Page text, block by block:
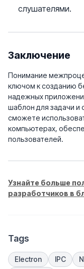
слушателями.
Заключение
Понимание
ключом к созданию
надежных
шаблон для задачи и
сможете
компьютерах,
пользователей.
Узнайте больше
разработчиков в
Tags
Electron IPC